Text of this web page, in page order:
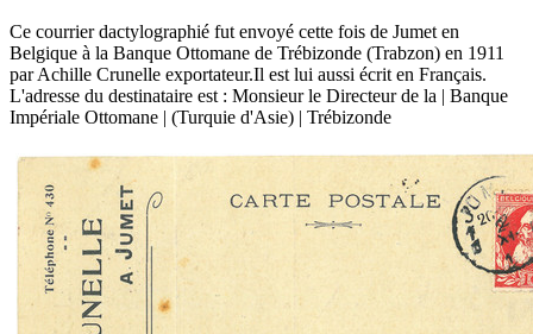
Ce courrier dactylographié fut envoyé cette fois de Jumet en
Belgique à la Banque Ottomane de Trébizonde (Trabzon) en 1911
par Achille Crunelle exportateur.Il est lui aussi écrit en Français.
L'adresse du destinataire est : Monsieur le Directeur de la | Banque
Impériale Ottomane | (Turquie d'Asie) | Trébizonde